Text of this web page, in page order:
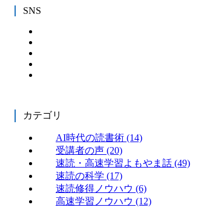
SNS
カテゴリ
AI時代の読書術 (14)
受講者の声 (20)
速読・高速学習よもやま話 (49)
速読の科学 (17)
速読修得ノウハウ (6)
高速学習ノウハウ (12)